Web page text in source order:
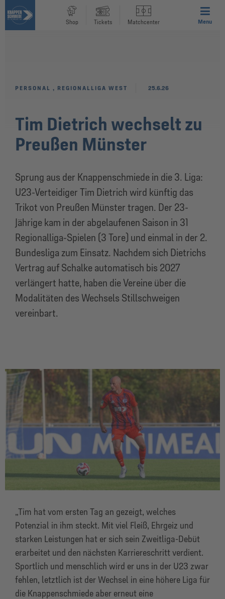
Shop Tickets Matchcenter Menu
Tim Dietrich wechselt zu
Preußen Münster
Sprung aus der Knappenschmiede in die 3. Liga:
U23-Verteidiger Tim Dietrich wird künftig das
Trikot von Preußen Münster tragen. Der 23-
Jährige kam in der abgelaufenen Saison in 31
Regionalliga-Spielen (3 Tore) und einmal in der 2.
Bundesliga zum Einsatz. Nachdem sich Dietrichs
Vertrag auf Schalke automatisch bis 2027
verlängert hatte, haben die Vereine über die
Modalitäten des Wechsels Stillschweigen
vereinbart.
PERSONAL , REGIONALLIGA WEST 25.6.26
„Tim hat vom ersten Tag an gezeigt, welches
Potenzial in ihm steckt. Mit viel Fleiß, Ehrgeiz und
starken Leistungen hat er sich sein Zweitliga-Debüt
erarbeitet und den nächsten Karriereschritt verdient.
Sportlich und menschlich wird er uns in der U23 zwar
fehlen, letztlich ist der Wechsel in eine höhere Liga für
die Knappenschmiede aber erneut eine